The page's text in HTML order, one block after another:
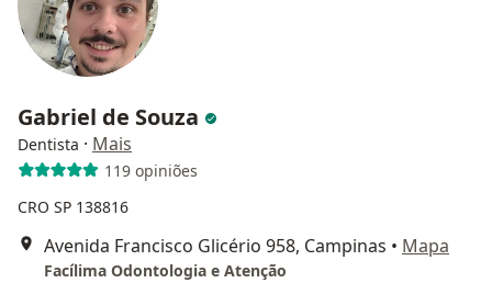
Gabriel de Souza
Dentista · Mais
119 opiniões
CRO SP 138816
Avenida Francisco Glicério 958, Campinas • Mapa
Facílima Odontologia e Atenção